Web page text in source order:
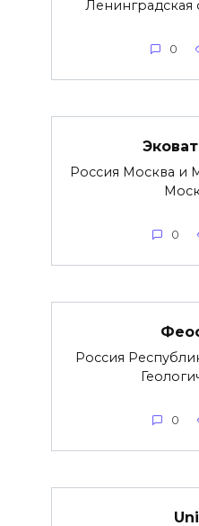
Ленинградская
0
Россия Москва и
0
Россия
0